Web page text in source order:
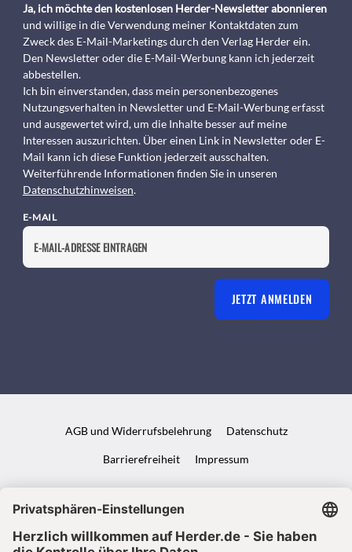
Ja, ich möchte den kostenlosen Herder-Newsletter abonnieren
und willige in die Verwendung meiner Kontaktdaten zum
Zweck des E-Mail-Marketings durch den Verlag Herder ein.
Den Newsletter oder die E-Mail-Werbung kann ich jederzeit
abbestellen.
Ich bin einverstanden, dass mein personenbezogenes
Nutzungsverhalten in Newsletter und E-Mail-Werbung erfasst
und ausgewertet wird, um die Inhalte besser auf meine
Interessen auszurichten. Über einen Link in Newsletter oder E-
Mail kann ich diese Funktion jederzeit ausschalten.
Weiterführende Informationen finden Sie in unseren
Datenschutzhinweisen.
E-MAIL
JETZT ANMELDEN
AGB und Widerrufsbelehrung Datenschutz
Barrierefreiheit Impressum
VERTRAG WIDERRUFEN